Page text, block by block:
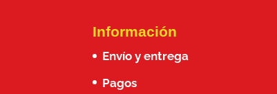
Información
Envío y entrega
Pagos